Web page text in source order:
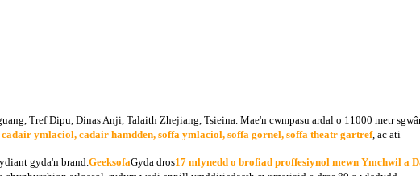
Tref Dipu, Dinas Anji, Talaith Zhejiang, Tsieina. Mae'n cwmpasu ardal o 11000 metr
ymlaciol, cadair hamdden, soffa ymlaciol, soffa gornel, soffa theatr gartref, ac ati
gyda'n brand. GeeksofaGyda dros17 mlynedd o brofiad proffesiynol mewn Ymchwil a